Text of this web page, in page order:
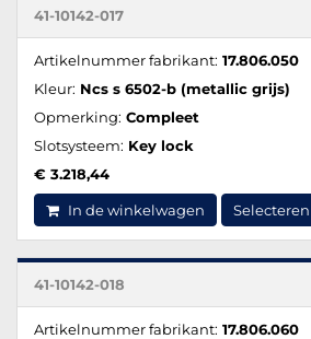
41-10142-017
Artikelnummer fabrikant: 17.806.050
Kleur: Ncs s 6502-b (metallic grijs)
Opmerking: Compleet
Slotsysteem: Key lock
€ 3.218,44
In de winkelwagen Selecteren
41-10142-018
Artikelnummer fabrikant: 17.806.060